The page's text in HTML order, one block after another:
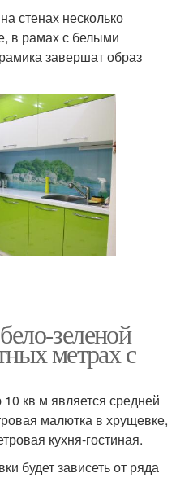
стенах несколько
в рамах с белыми
завершат образ
зеленой
метрах с
кв м является средней
малютка в хрущевке,
кухня-гостиная.
будет зависеть от ряда